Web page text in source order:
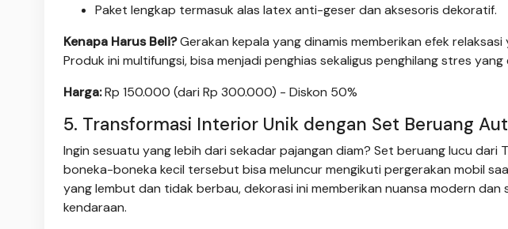
Paket lengkap termasuk alas latex anti-geser dan aksesoris dekoratif.
Kenapa Harus Beli?Gerakan kepala yang dinamis memberikan efek
Produk ini multifungsi, bisa menjadi penghias sekaligus penghilang stres
Harga:Rp 150.000 (dari Rp 300.000) - Diskon 50%
5. Transformasi Interior Unik dengan Set Beruang
Ingin sesuatu yang lebih dari sekadar pajangan diam? Set beruang lucu dari
boneka-boneka kecil tersebut bisa meluncur mengikuti pergerakan mobil
yang lembut dan tidak berbau, dekorasi ini memberikan nuansa modern dan
kendaraan.